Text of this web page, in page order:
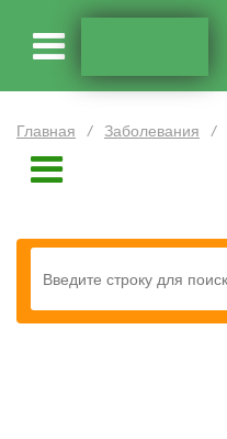
Главная / Заболевания /